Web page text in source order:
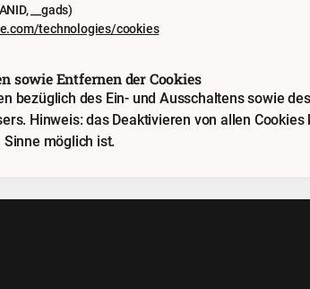
__gads)
technologies/cookies
sowie Entfernen der Cookies
bezüglich des Ein- und Ausschaltens sowie
Hinweis: das Deaktivieren von allen
möglich ist.